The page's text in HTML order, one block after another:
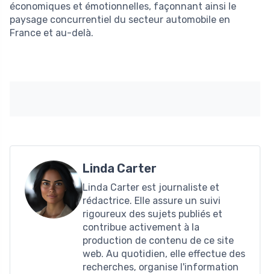
économiques et émotionnelles, façonnant ainsi le
paysage concurrentiel du secteur automobile en
France et au-delà.
Linda Carter
Linda Carter est journaliste et
rédactrice. Elle assure un suivi
rigoureux des sujets publiés et
contribue activement à la
production de contenu de ce site
web. Au quotidien, elle effectue des
recherches, organise l'information